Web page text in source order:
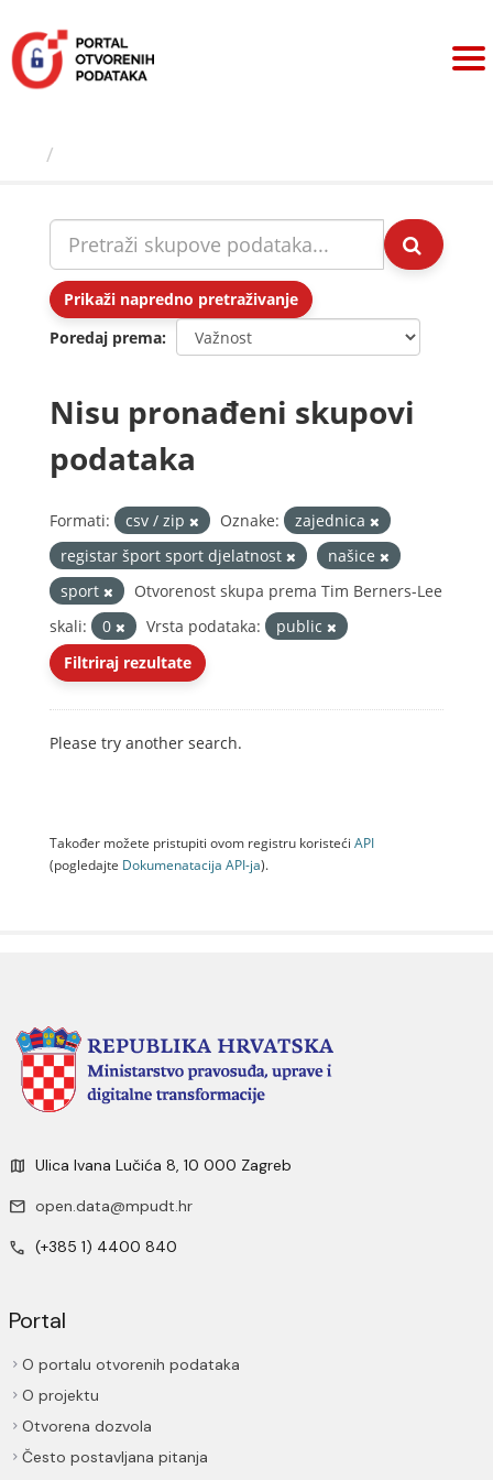
sadržaj
Prikaži napredno pretraživanje
Poredaj prema
Nisu pronađeni skupovi
podataka
Formati: csv / zip Oznake:
zajednica
registar šport sport djelatnost
našice
sport
Otvorenost skupa prema Tim Berners-Lee
skali:
0 Vrsta podataka:
public
Filtriraj rezultate
Please try another search.
Također možete pristupiti ovom registru koristeći API
(pogledajte Dokumenаtаcijа API-jа).